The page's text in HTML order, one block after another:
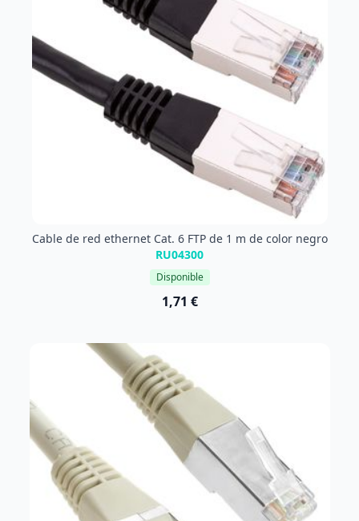
Cable de red ethernet Cat. 6 FTP de 1 m de color negro
RU04300
Disponible
1,71 €